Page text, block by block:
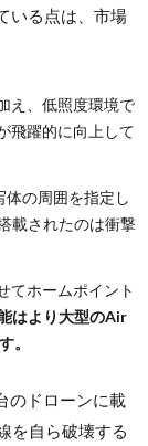
いる点は、市場
え、低照度環境で
飛躍的に向上して
の周囲を指定し
載されたのは衝撃
てホームポイント
はより大型のAir
。
のドローンに載
を自ら破壊する